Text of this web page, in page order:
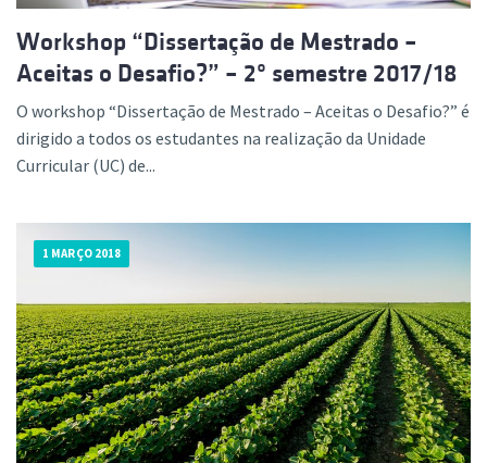
Workshop “Dissertação de Mestrado –
Aceitas o Desafio?” – 2º semestre 2017/18
O workshop “Dissertação de Mestrado – Aceitas o Desafio?” é
dirigido a todos os estudantes na realização da Unidade
Curricular (UC) de...
1 MARÇO 2018